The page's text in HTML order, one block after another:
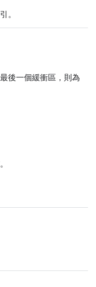
。
後一個緩衝區，則為